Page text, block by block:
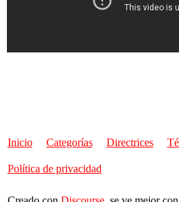
Inicio Categorías Directrices
Política de privacidad